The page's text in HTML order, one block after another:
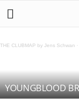
THE CLUBMAP by Jens Schwan ·
YOUNGBLOOD